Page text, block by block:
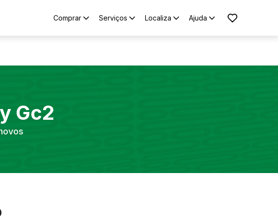
Comprar Serviços Localiza Ajuda
Gc2